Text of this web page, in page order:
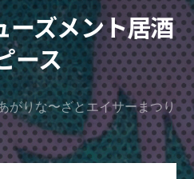
ズメント居酒
ース
がりな〜ざとエイサーまつり